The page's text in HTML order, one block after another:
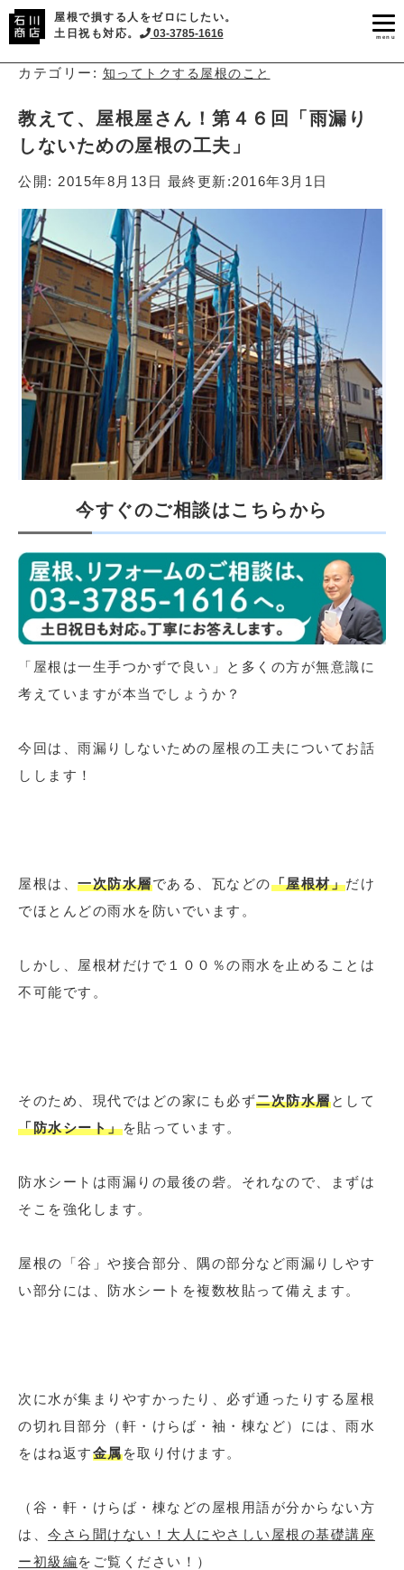
屋根で損する人をゼロにしたい。
土日祝も対応。
03-3785-1616 menu
カテゴリー: 知ってトクする屋根のこと
教えて、屋根屋さん！第４６回「雨漏り
しないための屋根の工夫」
公開: 2015年8月13日 最終更新:2016年3月1日
今すぐのご相談はこちらから
「屋根は一生手つかずで良い」と多くの方が無意識に
考えていますが本当でしょうか？
今回は、雨漏りしないための屋根の工夫についてお話
しします！
屋根は、 一次防水層である、瓦などの「屋根材」だけ
でほとんどの雨水を防いでいます。
しかし、屋根材だけで１００％の雨水を止めることは
不可能です。
そのため、現代ではどの家にも必ず二次防水層として
「防水シート」を貼っています。
防水シートは雨漏りの最後の砦。それなので、まずは
そこを強化します。
屋根の「谷」や接合部分、隅の部分など雨漏りしやす
い部分には、防水シートを複数枚貼って備えます。
次に水が集まりやすかったり、必ず通ったりする屋根
の切れ目部分（軒・けらば・袖・棟など）には、雨水
をはね返す金属を取り付けます。
（谷・軒・けらば・棟などの屋根用語が分からない方
は、 今さら聞けない！大人にやさしい屋根の基礎講座
ー初級編をご覧ください！）